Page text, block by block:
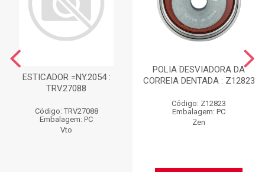
ESTICADOR =NY.2054 :
TRV27088
Código: TRV27088
Embalagem: PC
Vto
POLIA DESVIADORA DA
CORREIA DENTADA : Z12823
Código: Z12823
Embalagem: PC
Zen